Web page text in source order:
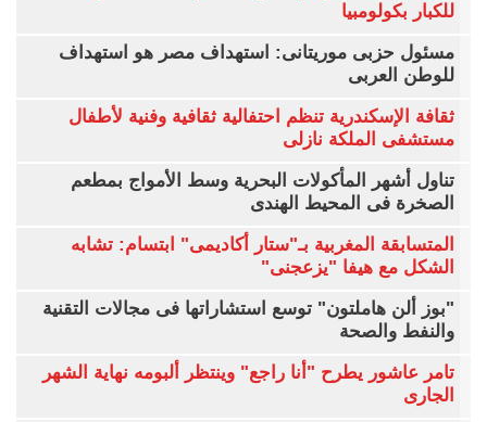
للكبار بكولومبيا
مسئول حزبى موريتانى: استهداف مصر هو استهداف
للوطن العربى
ثقافة الإسكندرية تنظم احتفالية ثقافية وفنية لأطفال
مستشفى الملكة نازلى
تناول أشهر المأكولات البحرية وسط الأمواج بمطعم
الصخرة فى المحيط الهندى
المتسابقة المغربية بـ"ستار أكاديمى" ابتسام: تشابه
الشكل مع هيفا "يزعجنى"
"بوز ألن هاملتون" توسع استشاراتها فى مجالات التقنية
والنفط والصحة
تامر عاشور يطرح "أنا راجع" وينتظر ألبومه نهاية الشهر
الجارى